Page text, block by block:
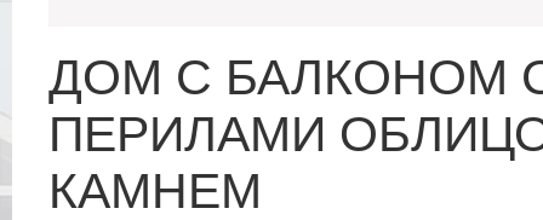
ДОМ С БАЛКОНОМ
ПЕРИЛАМИ
КАМНЕМ